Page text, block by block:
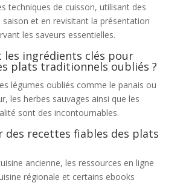
techniques de cuisson, utilisant des
saison et en revisitant la présentation
les saveurs essentielles.
les ingrédients clés pour
plats traditionnels oubliés ?
légumes oubliés comme le panais ou
les herbes sauvages ainsi que les
sont des incontournables.
des recettes fiables des plats
ancienne, les ressources en ligne
régionale et certains ebooks